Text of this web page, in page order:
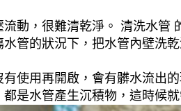
動，很難清乾淨。 清洗水
管的狀況下，把水管內壁洗乾
使用再開啟，會有髒水流出
是水管產生沉積物，這時候就